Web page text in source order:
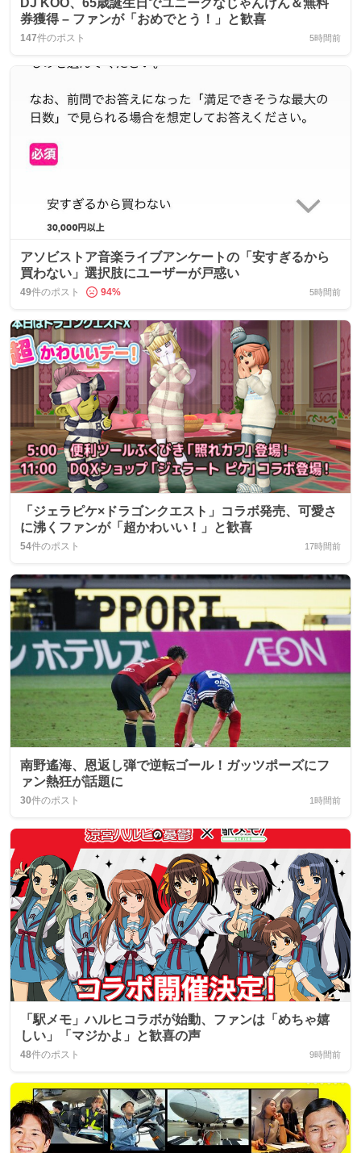
DJ KOO、65歳誕生日でユニークなじゃんけん＆無料
券獲得 – ファンが「おめでとう！」と歓喜
147件のポスト 5時間前
アソビストア音楽ライブアンケートの「安すぎるから
買わない」選択肢にユーザーが戸惑い
49件のポスト 94% 5時間前
「ジェラピケ×ドラゴンクエスト」コラボ発売、可愛さ
に沸くファンが「超かわいい！」と歓喜
54件のポスト 17時間前
南野遙海、恩返し弾で逆転ゴール！ガッツポーズにフ
ァン熱狂が話題に
30件のポスト 1時間前
「駅メモ」ハルヒコラボが始動、ファンは「めちゃ嬉
しい」「マジかよ」と歓喜の声
48件のポスト 9時間前